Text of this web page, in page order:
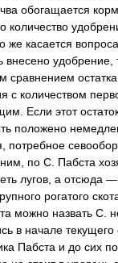
обогащается
количество
же касается
внесено удобрение,
сравнением
с количеством
Если этот
положено
потребное
по С. Пабста
лугов, а отсюда —
рогатого
можно назвать С.
в начале текущего
Пабста и до сих